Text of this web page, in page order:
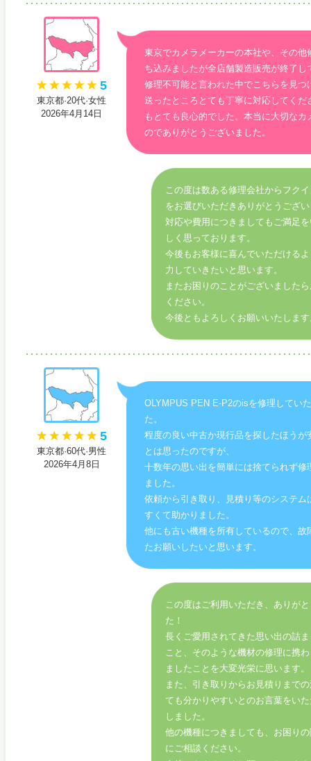
5
東京都·20代·女性
2026年4月14日
東京でカメラメーカーの本社や、その他
ち込みましたが全店舗製造販売が終了し
修理不可能と言われた中でこちらを見つ
送ったところとても丁寧に対応してくだ
もとても良心的でした。本当に大切なカ
のでありがとうございました。
この度は数ある修理会社からフク
をお選びいただきありがとうござ
対応や費用につきましてもご満足
しく思っております。
今後もお客様に喜んでいただける
力していきたいと思います。
またお困りのことがございました
ください。
今後ともよろしくお願いいたしま
5
東京都·60代·男性
2026年4月8日
OLYMPUS PEN E-P2のisを修理してい
た。
程度の良い中古か現行品を探したほうが
とは思ったのですが、
十数年の思い出を簡単には捨てられず修
ました。
依頼から引き取り、見積り等のシステム
すくて助かりました。
他にも古い機種を所有しているので、故
たお願いしたいと思います。
この度はご利用いただき、ありが
た！
長くご愛用されてきた思い出の詰
こと、そのような機材の修理に携
ましたことを大変光栄に思います。
また、引き取りからお見積りまで
ても分かりやすいとのお言葉をい
しました。
他の機種につきましても、お困り
にご相談ください。